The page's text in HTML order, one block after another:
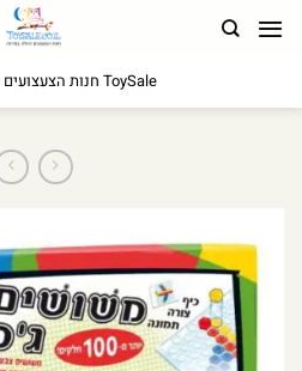
לתוכן
ToySale חנות הצעצועים הזולה במדינה